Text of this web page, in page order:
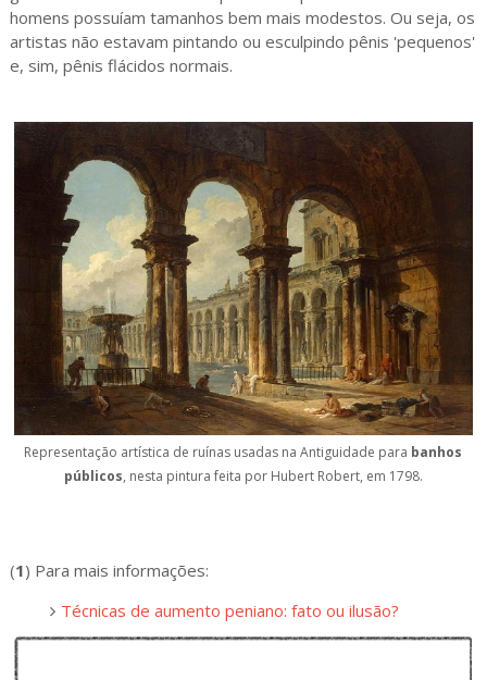
homens possuíam tamanhos bem mais modestos. Ou seja, os
artistas não estavam pintando ou esculpindo pênis 'pequenos'
e, sim, pênis flácidos normais.
Representação artística de ruínas usadas na Antiguidade para banhos
públicos, nesta pintura feita por Hubert Robert, em 1798.
(1) Para mais informações:
Técnicas de aumento peniano: fato ou ilusão?